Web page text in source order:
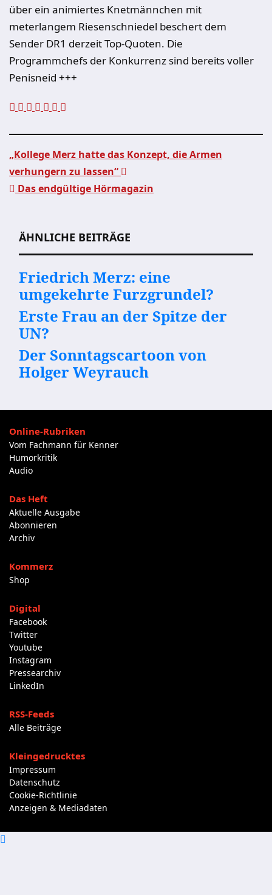
über ein animiertes Knetmännchen mit
meterlangem Riesenschniedel beschert dem
Sender DR1 derzeit Top-Quoten. Die
Programmchefs der Konkurrenz sind bereits voller
Penisneid +++
Beitragsnavigation
„Kollege Merz hatte das Konzept, die Armen
verhungern zu lassen“
Das endgültige Hörmagazin
ÄHNLICHE BEITRÄGE
Friedrich Merz: eine
umgekehrte Furzgrundel?
Erste Frau an der Spitze der
UN?
Der Sonntagscartoon von
Holger Weyrauch
Online-Rubriken
Vom Fachmann für Kenner
Humorkritik
Audio
Das Heft
Aktuelle Ausgabe
Abonnieren
Archiv
Kommerz
Shop
Digital
Facebook
Twitter
Youtube
Instagram
Pressearchiv
LinkedIn
RSS-Feeds
Alle Beiträge
Kleingedrucktes
Impressum
Datenschutz
Cookie-Richtlinie
Anzeigen & Mediadaten